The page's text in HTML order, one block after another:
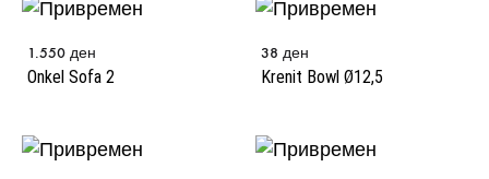
Onkel Sofa 2
1.550 ден
Krenit Bowl Ø12,5
38 ден